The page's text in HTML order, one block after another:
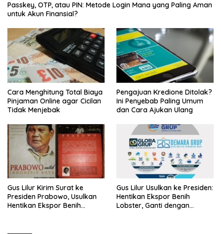
Passkey, OTP, atau PIN: Metode Login Mana yang Paling Aman
untuk Akun Finansial?
Cara Menghitung Total Biaya
Pinjaman Online agar Cicilan
Tidak Menjebak
Pengajuan Kredione Ditolak?
Ini Penyebab Paling Umum
dan Cara Ajukan Ulang
Gus Lilur Kirim Surat ke
Presiden Prabowo, Usulkan
Hentikan Ekspor Benih
Gus Lilur Usulkan ke Presiden:
Hentikan Ekspor Benih
Lobster, Ganti dengan